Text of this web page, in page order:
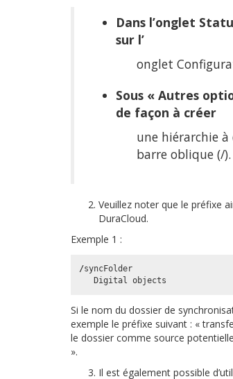
Dans l’onglet
sur l’
onglet
Sous « Autres
de façon à créer
une hiérarchie
barre oblique (/).
Veuillez noter que le préfixe
DuraCloud.
Exemple 1 :
/syncFolder
Digital objects
Si le nom du dossier de
exemple le préfixe suivant : «
le dossier comme source
».
Il est également possible